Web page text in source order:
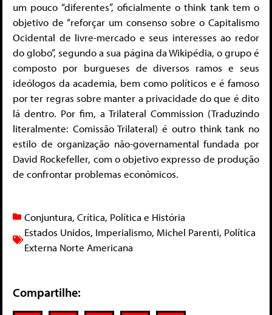
um pouco “diferentes”, oficialmente o think tank tem o
objetivo de “reforçar um consenso sobre o Capitalismo
Ocidental de livre-mercado e seus interesses ao redor
do globo”, segundo a sua página da Wikipédia, o grupo é
composto por burgueses de diversos ramos e seus
ideólogos da academia, bem como políticos e é famoso
por ter regras sobre manter a privacidade do que é dito
lá dentro. Por fim, a Trilateral Commission (Traduzindo
literalmente: Comissão Trilateral) é outro think tank no
estilo de organização não-governamental fundada por
David Rockefeller, com o objetivo expresso de produção
de confrontar problemas econômicos.
Conjuntura, Crítica, Política e História
Estados Unidos, Imperialismo, Michel Parenti, Política
Externa Norte Americana
Compartilhe: